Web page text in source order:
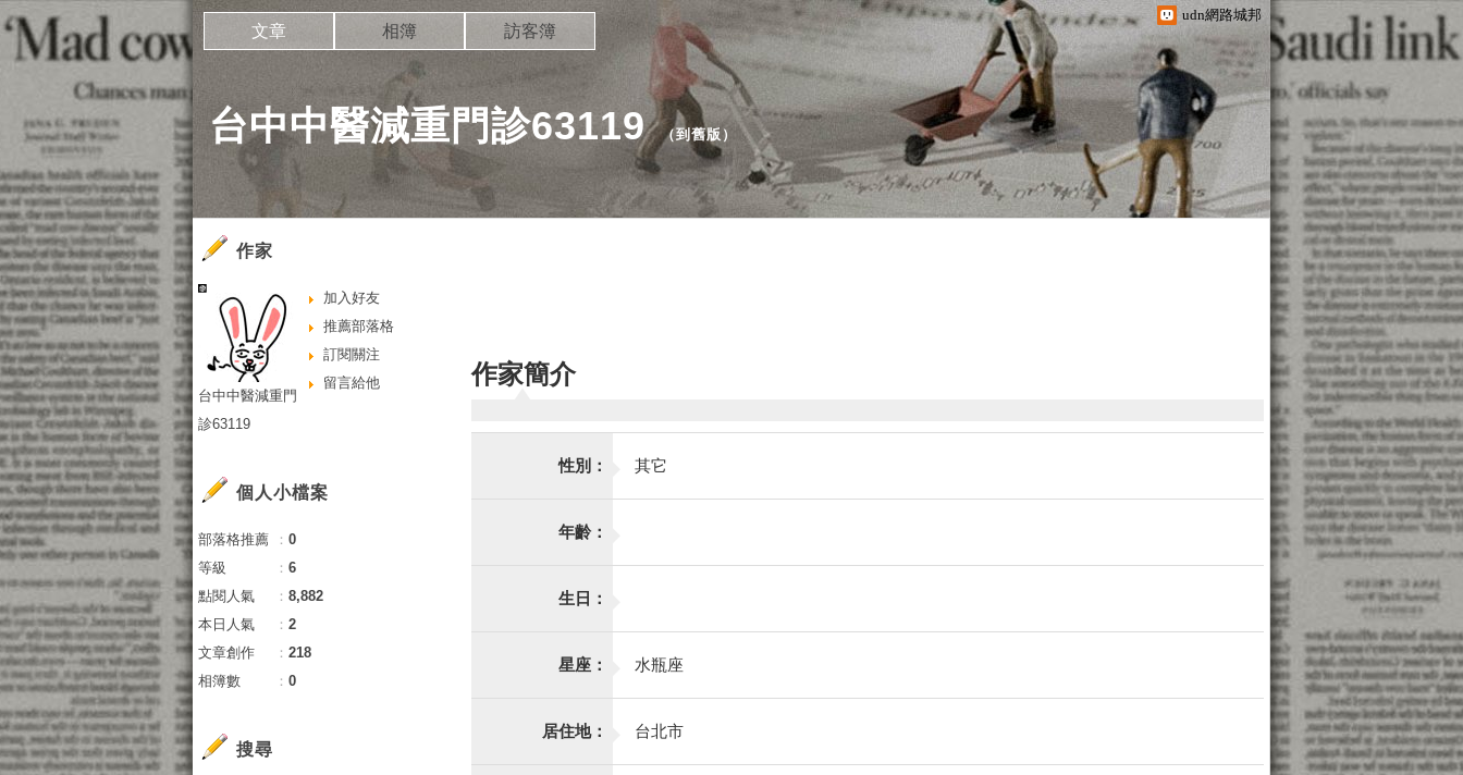
udn網路城邦
台中中醫減重門診63119（到舊版 ）
文章 相簿 訪客簿
作家簡介
性別： 其它
年齡：
生日：
星座： 水瓶座
居住地： 台北市
作家
加入好友
推薦部落格
訂閱關注
留言給他
台中中醫減重門
診63119
個人小檔案
部落格推薦 ： 0
等級
： 6
點閱人氣
： 8,882
本日人氣
： 2
文章創作
： 218
相簿數
： 0
搜尋